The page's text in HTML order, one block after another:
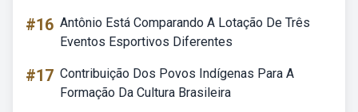
#16 Antônio Está Comparando A Lotação De Três
Eventos Esportivos Diferentes
#17 Contribuição Dos Povos Indígenas Para A
Formação Da Cultura Brasileira